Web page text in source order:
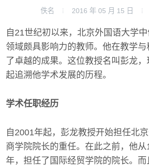
佚名 2016 年 05 月 15 日
自21世纪初以来，北京外国语大学
领域颇具影响力的教师。他在教学
了卓越的成果。这位教授名叫彭龙
起追溯他学术发展的历程。
学术任职经历
自2001年起，彭龙教授开始担任北
商学院院长的重任。在此之前，他
年，担任了国际经贸学院的院长。